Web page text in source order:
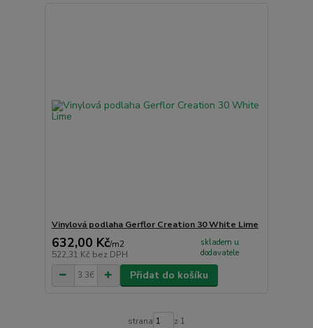
Vinylová podlaha Gerflor Creation 30 White Lime
632,00 Kč/m2
522,31 Kč bez DPH
skladem u
dodavatele
Přidat do košíku
strana z 1